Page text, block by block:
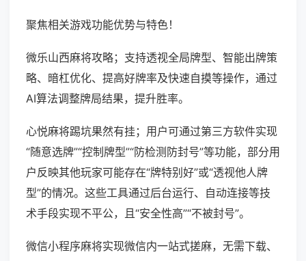
聚焦相关游戏功能优势与特色！
微乐山西麻将攻略；支持透视全局牌型、智能出牌策
略、暗杠优化、提高好牌率及快速自摸等操作，通过
AI算法调整牌局结果，提升胜率。
心悦麻将踢坑果然有挂；用户可通过第三方软件实现
“随意选牌”“控制牌型”“防检测防封号”等功能，部分用
户反映其他玩家可能存在“牌特别好”或“透视他人牌
型”的情况。这些工具通过后台运行、自动连接等技
术手段实现不平公，且“安全性高”“不被封号”。
微信小程序麻将实现微信内一站式搓麻，无需下载、